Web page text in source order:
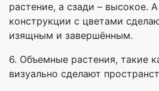
растение, а сзади – высокое.
конструкции с цветами
изящным и завершённым.
6. Объемные растения, такие
визуально сделают